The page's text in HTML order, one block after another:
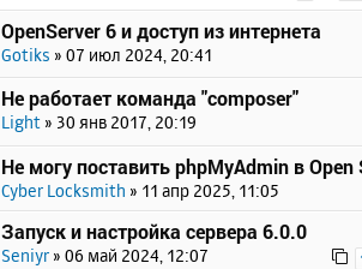
OpenServer 6 и доступ из интернета
Gotiks » 07 июл 2024, 20:41
Не работает команда "composer"
Light » 30 янв 2017, 20:19
Не могу поставить phpMyAdmin в Open
Cyber Locksmith » 11 апр 2025, 11:05
Запуск и настройка сервера 6.0.0
Seniyr » 06 май 2024, 12:07